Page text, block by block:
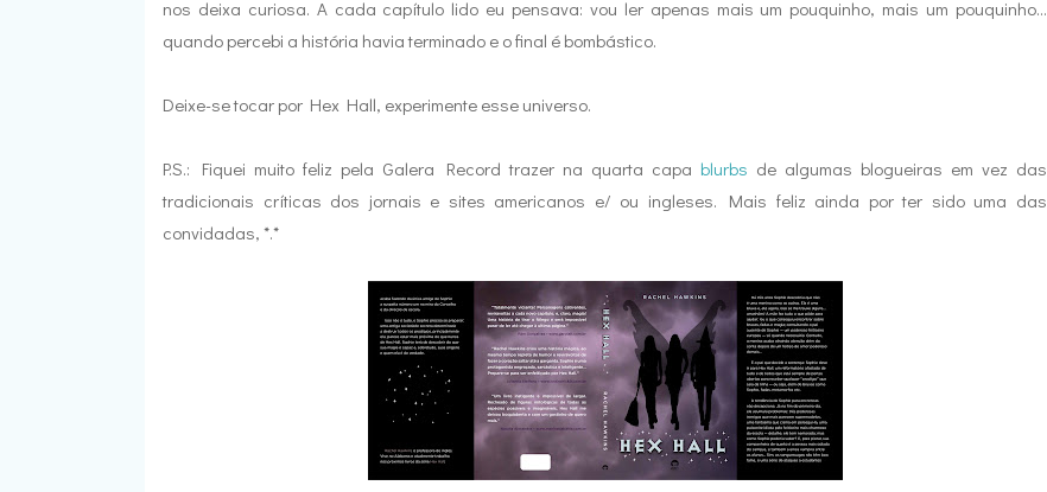
nos deixa curiosa. A cada capítulo lido eu pensava: vou ler apenas mais um pouquinho, mais um pouquinho...
quando percebi a história havia terminado e o final é bombástico.
Deixe-se tocar por Hex Hall, experimente esse universo.
P.S.: Fiquei muito feliz pela Galera Record trazer na quarta capa blurbs de algumas blogueiras em vez das
tradicionais críticas dos jornais e sites americanos e/ ou ingleses. Mais feliz ainda por ter sido uma das
convidadas, *.*